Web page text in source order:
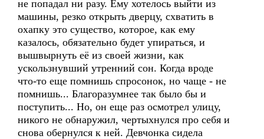
не попадал ни разу. Ему хотелось выйти из
машины, резко открыть дверцу, схватить в
охапку это существо, которое, как ему
казалось, обязательно будет упираться, и
вышвырнуть её из своей жизни, как
ускользнувший утренний сон. Когда вроде
что-то еще помнишь спросонок, но чаще - не
помнишь... Благоразумнее так было бы и
поступить... Но, он еще раз осмотрел улицу,
никого не обнаружил, чертыхнулся про себя и
снова обернулся к ней. Девчонка сидела